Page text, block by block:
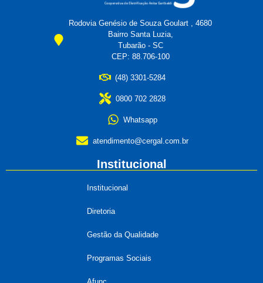
Rodovia Genésio de Souza Goulart , 4680
Bairro Santa Luzia,
Tubarão - SC
CEP: 88.706-100
(48) 3301-5284
0800 702 2828
Whatsapp
atendimento@cergal.com.br
Institucional
Institucional
Diretoria
Gestão da Qualidade
Programas Sociais